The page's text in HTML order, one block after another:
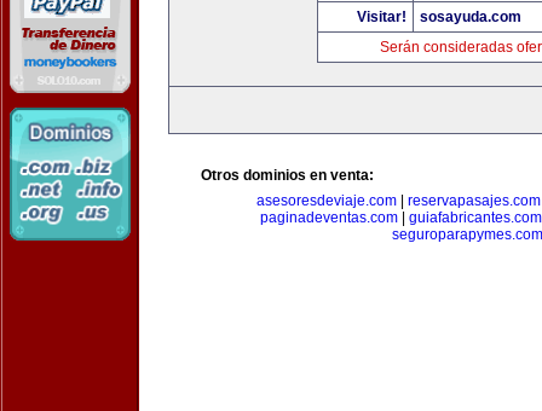
Visitar!
sosayuda.com
Serán consideradas
Otros dominios en venta:
asesoresdeviaje.com
reservapasajes.com
paginadeventas.com
guiafabricantes.com
seguroparapymes.com